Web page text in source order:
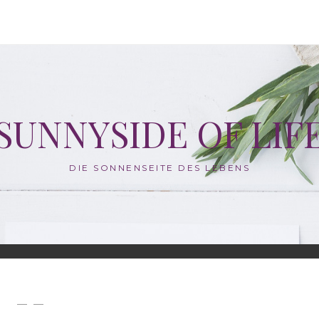
OF
DIE SONNENSEITE DES LEBENS
— —